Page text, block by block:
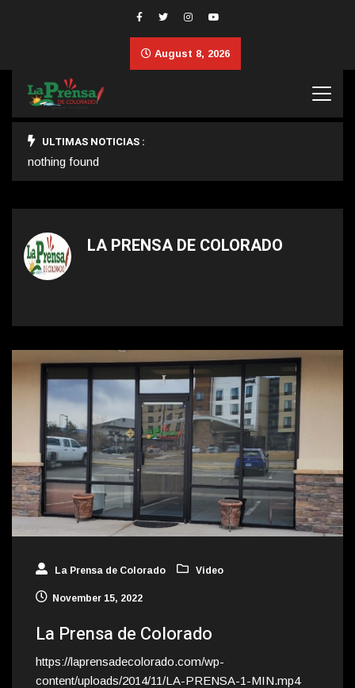
August 8, 2026
ULTIMAS NOTICIAS :
nothing found
LA PRENSA DE COLORADO
La Prensa de Colorado Video
November 15, 2022
La Prensa de Colorado
https://laprensadecolorado.com/wp-
content/uploads/2014/11/LA-PRENSA-1-MIN.mp4